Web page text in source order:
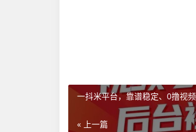
一抖米平台，靠谱稳定、0撸视
« 上一篇